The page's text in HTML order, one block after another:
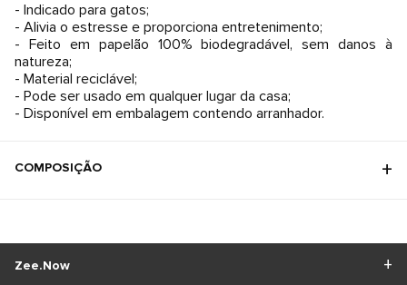
- Indicado para gatos;
- Alivia o estresse e proporciona entretenimento;
- Feito em papelão 100% biodegradável, sem danos à
natureza;
- Material reciclável;
- Pode ser usado em qualquer lugar da casa;
- Disponível em embalagem contendo arranhador.
COMPOSIÇÃO
Zee.Now